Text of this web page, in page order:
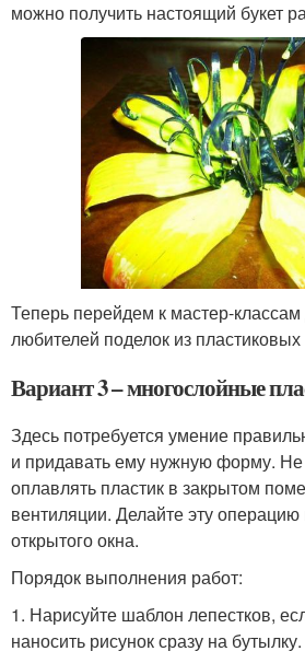
можно получить настоящий букет
Теперь перейдем к мастер-
любителей поделок из
Вариант 3 – многослойные
Здесь потребуется умение
и придавать ему нужную форму. Не
оплавлять пластик в закрытом
вентиляции. Делайте эту
открытого окна.
Порядок выполнения работ:
1. Нарисуйте шаблон лепестков,
наносить рисунок сразу на бутылку.